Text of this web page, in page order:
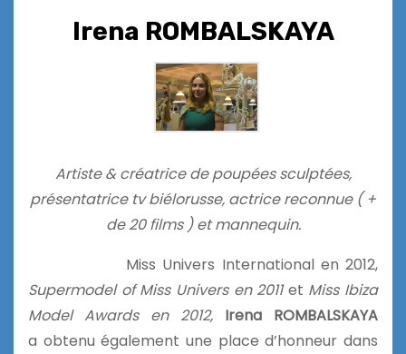
Irena ROMBALSKAYA
Artiste & créatrice de poupées sculptées,
présentatrice tv biélorusse, actrice reconnue ( +
de 20 films ) et mannequin.
Miss Univers International en 2012,
Supermodel of Miss Univers en 2011et Miss Ibiza
Model Awards en 2012,
Irena ROMBALSKAYA
a obtenu également une place d’honneur dans